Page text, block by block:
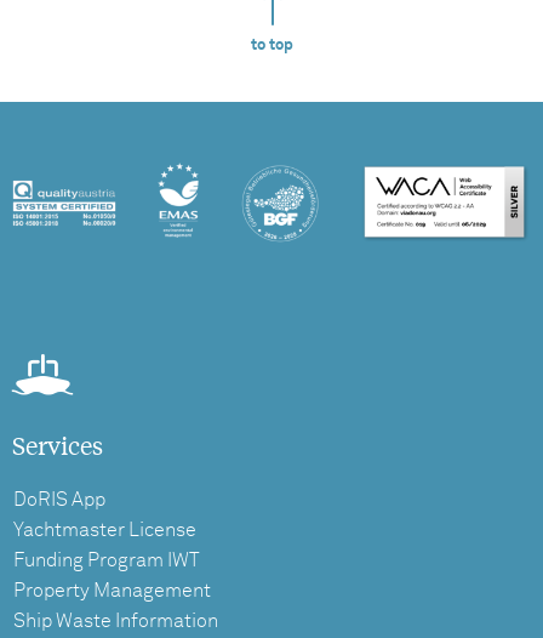
to top
Services
DoRIS App
Yachtmaster License
Funding Program IWT
Property Management
Ship Waste Information